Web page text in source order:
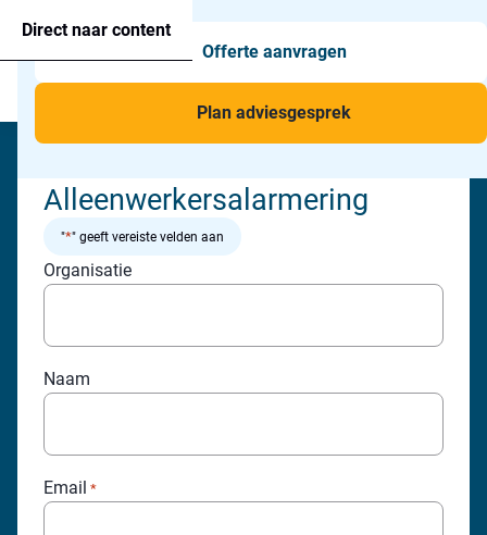
Direct naar content
Menu
Agressie alarmering
Man-down & BHV Alarmering
Voor wie
Toepassingen
Offerte aanvragen
Plan adviesgesprek
Alleenwerkersalarmering
"*" geeft vereiste velden aan
Organisatie
Naam
Email *